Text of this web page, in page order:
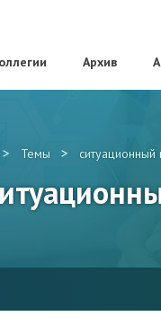
Архив
> Темы > ситуационный